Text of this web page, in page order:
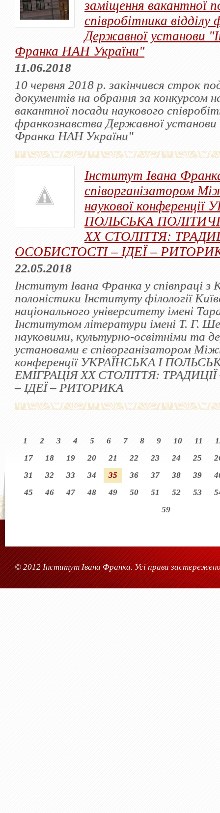
заміщення вакантної
співробітника
Державної установи
Франка НАН України"
11.06.2018
10 червня 2018 р. закінчився строк
документів на обрання за конкурсом
вакантної посади наукового
франкознавства Державної
Франка НАН України"
Інститут Івана
співорганізатором
наукової
ПОЛЬСЬКА
ХХ СТОЛІТТЯ:
ОСОБИСТОСТІ – ІДЕЇ –
22.05.2018
Інститут Івана Франка у співпраці
полоністики Інституту філології
національного університету імені
Інститутом літератури імені Т. Г.
науковими, культурно-освітніми та
установами є співорганізатором
конференції УКРАЇНСЬКА І
ЕМІГРАЦІЯ ХХ СТОЛІТТЯ:
– ІДЕЇ – РИТОРИКА
1 2 3 4 5 6 7 8 9 10 11
17
18 19 20 21 22 23 24 25
31
32 33 34 35 36 37 38 39
45
46 47 48 49 50 51 52 53
59
© 2012 Інститут Івана Франка. Усі права